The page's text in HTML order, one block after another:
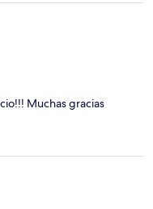
Muchas gracias